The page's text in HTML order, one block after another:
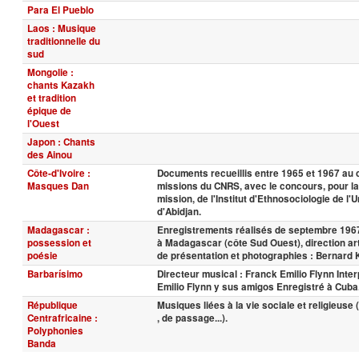
Para El Pueblo
Laos : Musique
traditionnelle du
sud
Mongolie :
chants Kazakh
et tradition
épique de
l'Ouest
Japon : Chants
des Ainou
Côte-d'Ivoire :
Masques Dan
Documents recueillis entre 1965 et 1967 au
missions du CNRS, avec le concours, pour
mission, de l'Institut d'Ethnosociologie de
d'Abidjan.
Madagascar :
possession et
poésie
Enregistrements réalisés de septembre
à Madagascar (côte Sud Ouest), direction
de présentation et photographies : Bernard
Barbarísimo
Directeur musical : Franck Emilio Flynn
Emilio Flynn y sus amigos Enregistré à
République
Centrafricaine :
Polyphonies
Banda
Musiques liées à la vie sociale et religieuse
, de passage...).